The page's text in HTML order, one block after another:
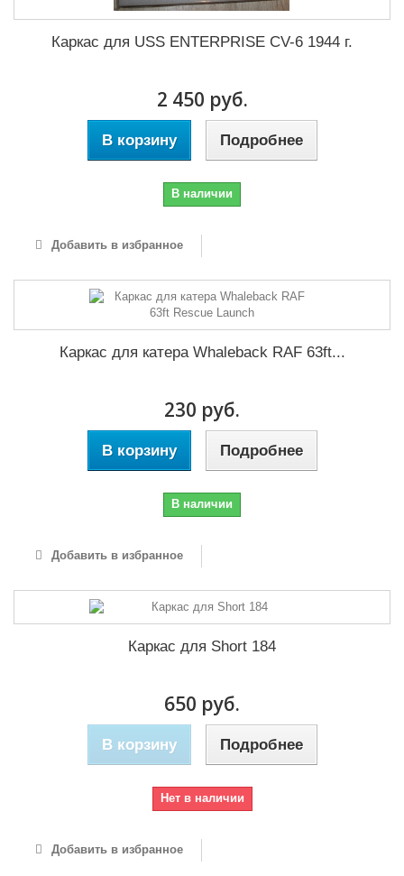
Каркас для USS ENTERPRISE CV-6 1944 г.
2 450 руб.
В корзину Подробнее
В наличии
Добавить в избранное
Каркас для катера Whaleback RAF 63ft...
230 руб.
В корзину Подробнее
В наличии
Добавить в избранное
Каркас для Short 184
650 руб.
В корзину Подробнее
Нет в наличии
Добавить в избранное